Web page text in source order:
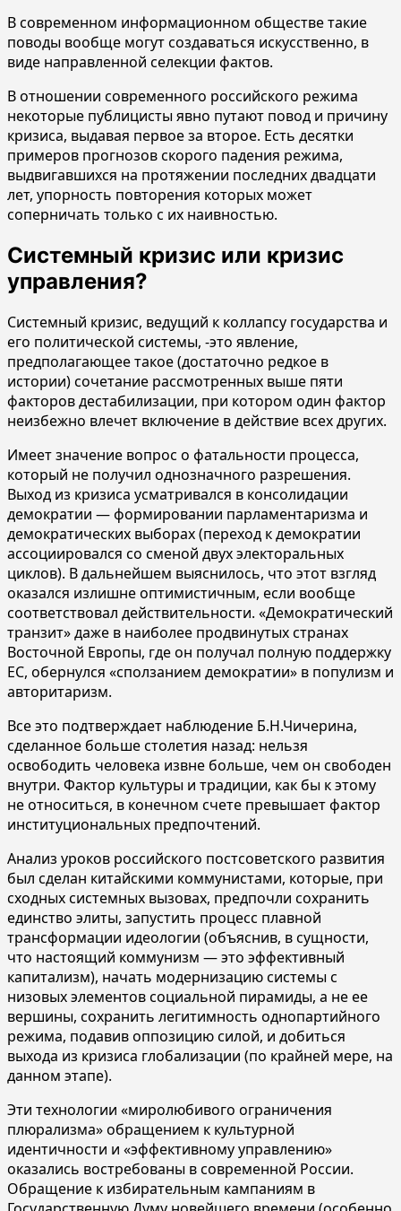
В современном информационном обществе такие
поводы вообще могут создаваться искусственно, в
виде направленной селекции фактов.
В отношении современного российского режима
некоторые публицисты явно путают повод и причину
кризиса, выдавая первое за второе. Есть десятки
примеров прогнозов скорого падения режима,
выдвигавшихся на протяжении последних двадцати
лет, упорность повторения которых может
соперничать только с их наивностью.
Системный кризис или кризис
управления?
Системный кризис, ведущий к коллапсу государства и
его политической системы, -это явление,
предполагающее такое (достаточно редкое в
истории) сочетание рассмотренных выше пяти
факторов дестабилизации, при котором один фактор
неизбежно влечет включение в действие всех других.
Имеет значение вопрос о фатальности процесса,
который не получил однозначного разрешения.
Выход из кризиса усматривался в консолидации
демократии — формировании парламентаризма и
демократических выборах (переход к демократии
ассоциировался со сменой двух электоральных
циклов). В дальнейшем выяснилось, что этот взгляд
оказался излишне оптимистичным, если вообще
соответствовал действительности. «Демократический
транзит» даже в наиболее продвинутых странах
Восточной Европы, где он получал полную поддержку
ЕС, обернулся «сползанием демократии» в популизм и
авторитаризм.
Все это подтверждает наблюдение Б.Н.Чичерина,
сделанное больше столетия назад: нельзя
освободить человека извне больше, чем он свободен
внутри. Фактор культуры и традиции, как бы к этому
не относиться, в конечном счете превышает фактор
институциональных предпочтений.
Анализ уроков российского постсоветского развития
был сделан китайскими коммунистами, которые, при
сходных системных вызовах, предпочли сохранить
единство элиты, запустить процесс плавной
трансформации идеологии (объяснив, в сущности,
что настоящий коммунизм — это эффективный
капитализм), начать модернизацию системы с
низовых элементов социальной пирамиды, а не ее
вершины, сохранить легитимность однопартийного
режима, подавив оппозицию силой, и добиться
выхода из кризиса глобализации (по крайней мере, на
данном этапе).
Эти технологии «миролюбивого ограничения
плюрализма» обращением к культурной
идентичности и «эффективному управлению»
оказались востребованы в современной России.
Обращение к избирательным кампаниям в